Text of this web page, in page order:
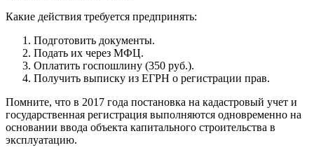
Какие действия требуется предпринять:
Подготовить документы.
Подать их через МФЦ.
Оплатить госпошлину (350 руб.).
Получить выписку из ЕГРН о регистрации прав.
Помните, что в 2017 года постановка на кадастровый учет и
государственная регистрация выполняются одновременно на
основании ввода объекта капитального строительства в
эксплуатацию.